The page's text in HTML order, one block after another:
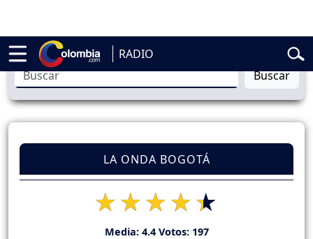
RADIO
de la Espriella Vuelta a Colombia
Buscar
LA ONDA BOGOTÁ
Media: 4.4Votos: 197